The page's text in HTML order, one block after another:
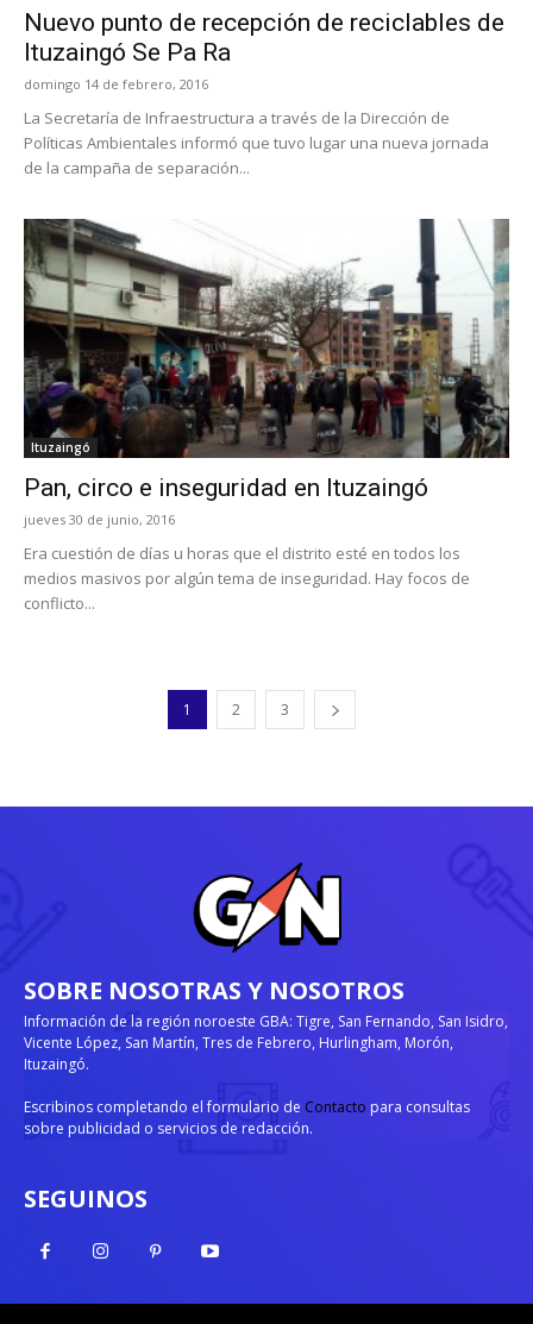
Nuevo punto de recepción de reciclables de
Ituzaingó Se Pa Ra
domingo 14 de febrero, 2016
La Secretaría de Infraestructura a través de la Dirección de
Políticas Ambientales informó que tuvo lugar una nueva jornada
de la campaña de separación...
Ituzaingó
Pan, circo e inseguridad en Ituzaingó
jueves 30 de junio, 2016
Era cuestión de días u horas que el distrito esté en todos los
medios masivos por algún tema de inseguridad. Hay focos de
conflicto...
1 2 3
SOBRE NOSOTRAS Y NOSOTROS
Información de la región noroeste GBA: Tigre, San Fernando, San Isidro,
Vicente López, San Martín, Tres de Febrero, Hurlingham, Morón,
Ituzaingó.
Escribinos completando el formulario de Contacto para consultas
sobre publicidad o servicios de redacción.
SEGUINOS